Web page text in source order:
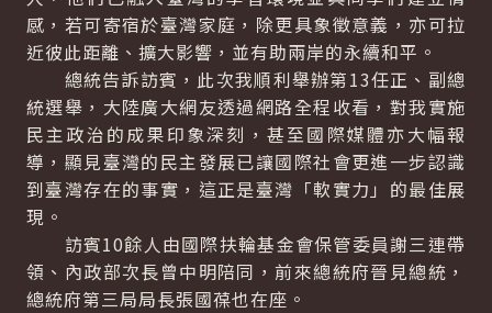
感，若可寄宿於臺灣家庭，除更具象徵意義，亦可拉
近彼此距離、擴大影響，並有助兩岸的永續和平。
總統告訴訪賓，此次我順利舉辦第13任正、副總
統選舉，大陸廣大網友透過網路全程收看，對我實施
民主政治的成果印象深刻，甚至國際媒體亦大幅報
導，顯見臺灣的民主發展已讓國際社會更進一步認識
到臺灣存在的事實，這正是臺灣「軟實力」的最佳展
現。
訪賓10餘人由國際扶輪基金會保管委員謝三連帶
領、內政部次長曾中明陪同，前來總統府晉見總統，
總統府第三局局長張國葆也在座。